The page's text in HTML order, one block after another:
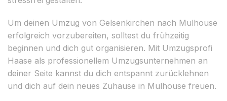
Um deinen Umzug von Gelsenkirchen nach Mulhouse
erfolgreich vorzubereiten, solltest du frühzeitig
beginnen und dich gut organisieren. Mit Umzugsprofi
Haase als professionellem Umzugsunternehmen an
deiner Seite kannst du dich entspannt zurücklehnen
und dich auf dein neues Zuhause in Mulhouse freuen.